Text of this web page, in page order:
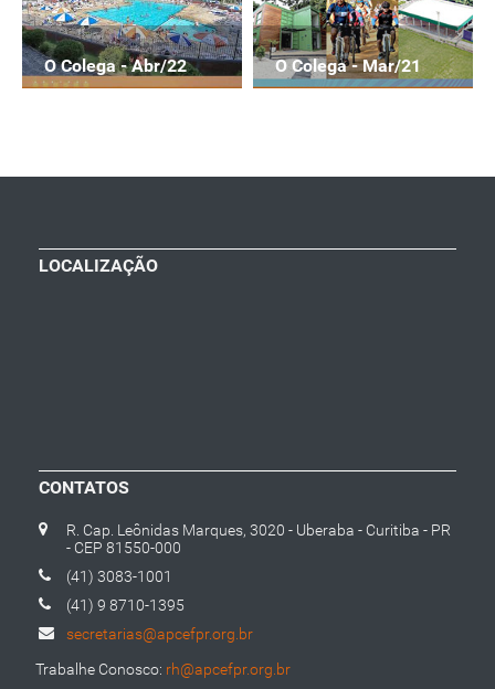
O Colega - Abr/22 O Colega - Mar/21
LOCALIZAÇÃO
CONTATOS
R. Cap. Leônidas Marques, 3020 - Uberaba - Curitiba - PR
- CEP 81550-000
(41) 3083-1001
(41) 9 8710-1395
secretarias@apcefpr.org.br
Trabalhe Conosco: rh@apcefpr.org.br